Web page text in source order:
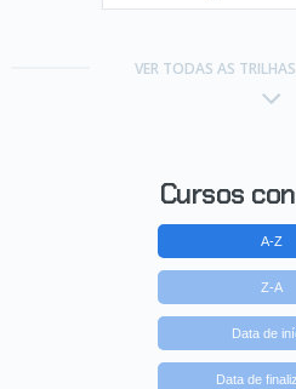
VER TODAS AS
Cursos
A-Z
Z-A
Data de
Data de